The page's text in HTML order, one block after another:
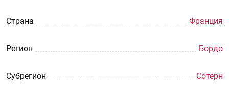
Страна Франция
Регион Бордо
Субрегион Сотерн